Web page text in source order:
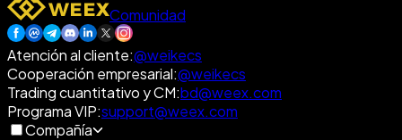
Comunidad
Atención al cliente:@weikecs
Cooperación empresarial:@weikecs
Trading cuantitativo y CM:bd@weex.com
Programa VIP:support@weex.com
Compañía